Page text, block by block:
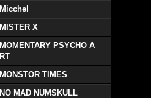
Micchel
MISTER X
MOMENTARY PSYCHO A
RT
MONSTOR TIMES
NO MAD NUMSKULL